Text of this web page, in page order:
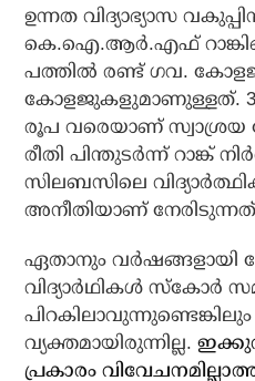
ഉന്നത വിദ്യാഭ്യാസ
കെ.ഐ.ആർ.എഫ്
പത്തിൽ രണ്ട് ഗവ.
കോളജുകളുമാണുള്ളത്.
രൂപ വരെയാണ്
രീതി പിന്തുടർന്ന് റാങ്ക്
സിലബസിലെ
അനീതിയാണ്
ഏതാനും വർഷങ്ങളായി
വിദ്യാർഥികൾ സ്കോർ
വ്യക്തമായിരുന്നില്ല.
പ്രകാരം